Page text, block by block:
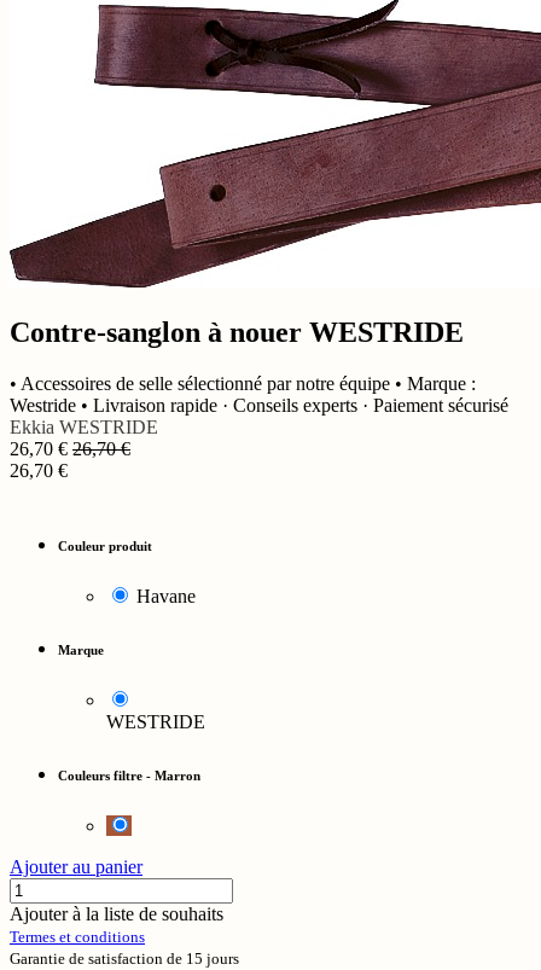
Contre-sanglon à nouer WESTRIDE
• Accessoires de selle sélectionné par notre équipe • Marque :
Westride • Livraison rapide · Conseils experts · Paiement sécurisé
Ekkia WESTRIDE
26,70 € 26,70€
26,70 €
Couleur produit
Havane
Marque
WESTRIDE
Couleurs filtre - Marron
Ajouter au panier
Ajouter à la liste de souhaits
Termes et conditions
Garantie de satisfaction de 15 jours